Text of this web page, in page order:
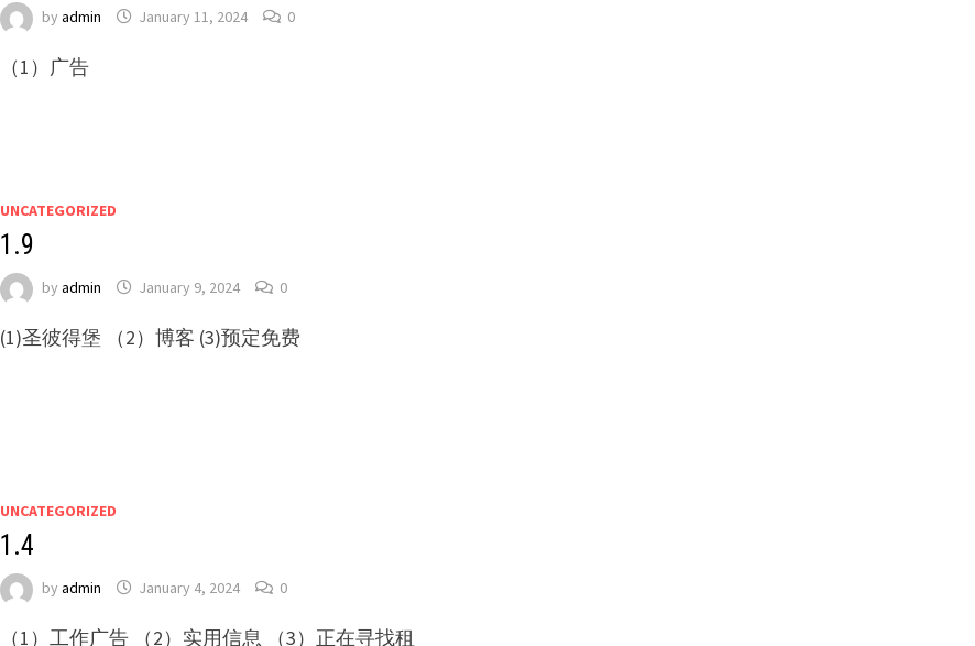
by admin January 11, 2024 0
（1）广告
UNCATEGORIZED
1.9
by admin January 9, 2024 0
(1)圣彼得堡 （2）博客 (3)预定免费
UNCATEGORIZED
1.4
by admin January 4, 2024 0
（1）工作广告 （2）实用信息 （3）正在寻找租